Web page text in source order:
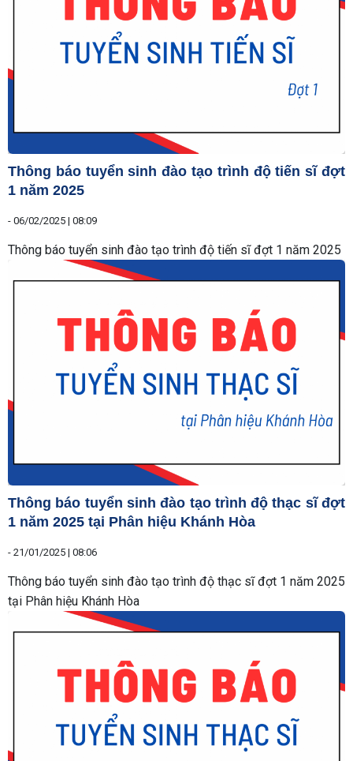
Thông báo tuyển sinh đào tạo trình độ tiến sĩ đợt
1 năm 2025
- 06/02/2025 | 08:09
Thông báo tuyển sinh đào tạo trình độ tiến sĩ đợt 1 năm 2025
Thông báo tuyển sinh đào tạo trình độ thạc sĩ đợt
1 năm 2025 tại Phân hiệu Khánh Hòa
- 21/01/2025 | 08:06
Thông báo tuyển sinh đào tạo trình độ thạc sĩ đợt 1 năm 2025
tại Phân hiệu Khánh Hòa